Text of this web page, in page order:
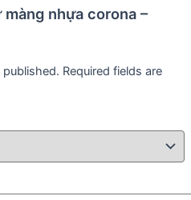
nhựa corona –
Required fields are